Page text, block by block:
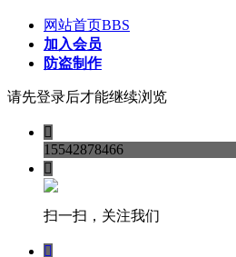
网站首页BBS
加入会员
防盗制作
请先登录后才能继续浏览

15542878466

扫一扫，关注我们
